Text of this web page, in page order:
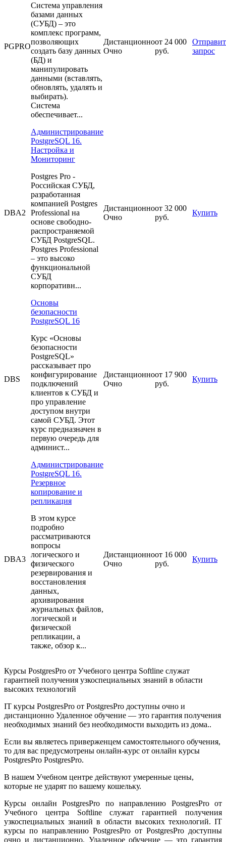
PGPRO
Система управления
базами данных
(СУБД) – это
комплекс программ,
позволяющих
создать базу данных
(БД) и
манипулировать
данными (вставлять,
обновлять, удалять и
выбирать).
Система
обеспечивает...
Дистанционно
Очно
от 24 000
руб.
запрос
DBA2
Администрирование
PostgreSQL 16.
Настройка и
Мониторинг
Postgres Pro -
Российская СУБД,
разработанная
компанией Postgres
Professional на
основе свободно-
распространяемой
СУБД PostgreSQL.
Postgres Professional
– это высоко
функциональной
СУБД
корпоративн...
Дистанционно
Очно
от 32 000
руб.
Купить
DBS
Основы
безопасности
PostgreSQL 16
Курс «Основы
безопасности
PostgreSQL»
рассказывает про
конфигурирование
подключений
клиентов к СУБД и
про управление
доступом внутри
самой СУБД. Этот
курс предназначен в
первую очередь для
админист...
Дистанционно
Очно
от 17 900
руб.
Купить
DBA3
Администрирование
PostgreSQL 16.
Резервное
копирование и
репликация
В этом курсе
подробно
рассматриваются
вопросы
логического и
физического
резервирования и
восстановления
данных,
архивирования
журнальных файлов,
логической и
физической
репликации, а
также, обзор к...
Дистанционно
Очно
от 16 000
руб.
Купить
Курсы PostgresPro от Учебного центра Softline служат
гарантией получения узкоспециальных знаний в области
высоких технологий
IT курсы PostgresPro от PostgresPro доступны очно и
дистанционно Удаленное обучение — это гарантия получения
необходимых знаний без необходимости выходить из дома..
Если вы являетесь приверженцем самостоятельного обучения,
то для вас предусмотрены онлайн-курс от онлайн курсы
PostgresPro PostgresPro.
В нашем Учебном центре действуют умеренные цены,
которые не ударят по вашему кошельку.
Курсы онлайн PostgresPro по направлению PostgresPro от
Учебного центра Softline служат гарантией получения
узкоспециальных знаний в области высоких технологий. IT
курсы по направлению PostgresPro от PostgresPro доступны
очно и дистанционно. Удаленное обучение — это гарантия